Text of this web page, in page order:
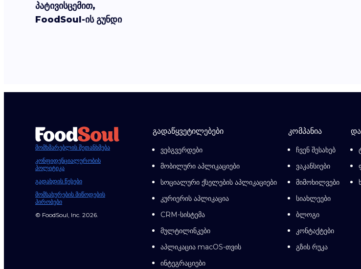
პატივისცემით,
FoodSoul-ის გუნდი
მომხმარებლის შეთანხმება
კონფიდენციალურობის
პოლიტიკა
გადახდის წესები
მომსახურების მიწოდების
პირობები
© FoodSoul, Inc. 2026.
გადაწყვეტილებები
ვებგვერდები
მობილური აპლიკაციები
სოციალური ქსელების აპლიკაციები
კურიერის აპლიკაცია
CRM-სისტემა
მულტილინკები
აპლიკაცია macOS-თვის
ინტეგრაციები
კომპანია
ჩვენ შესახებ
ვაკანსიები
მიმოხილვები
სიახლეები
ბლოგი
კონტაქტები
გზის რუკა